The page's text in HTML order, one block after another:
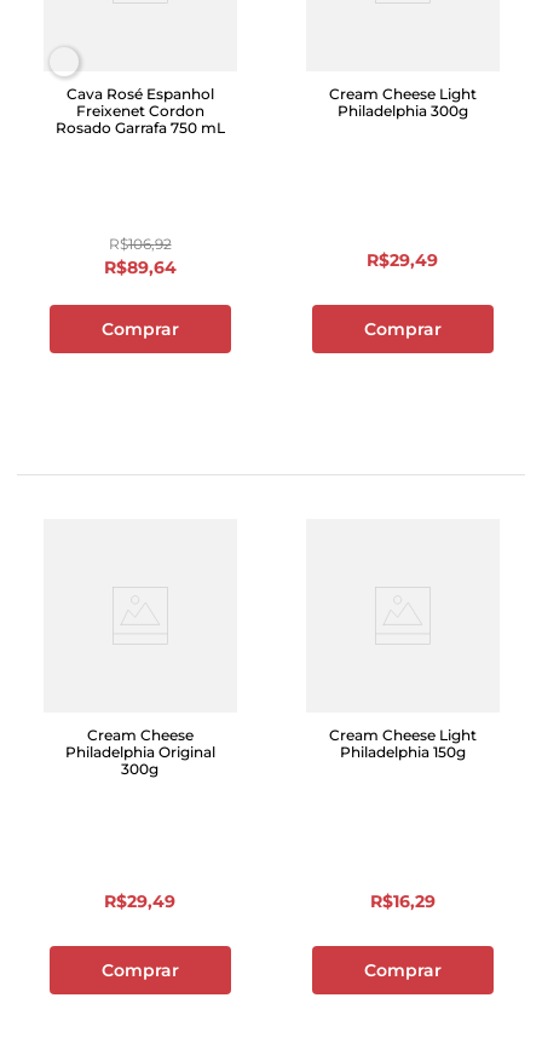
Cava Rosé Espanhol
Freixenet Cordon
Rosado Garrafa 750 mL
R$106,92
R$89,64
Comprar
Cream Cheese Light
Philadelphia 300g
R$29,49
Comprar
Cream Cheese
Philadelphia Original
300g
R$29,49
Comprar
Cream Cheese Light
Philadelphia 150g
R$16,29
Comprar